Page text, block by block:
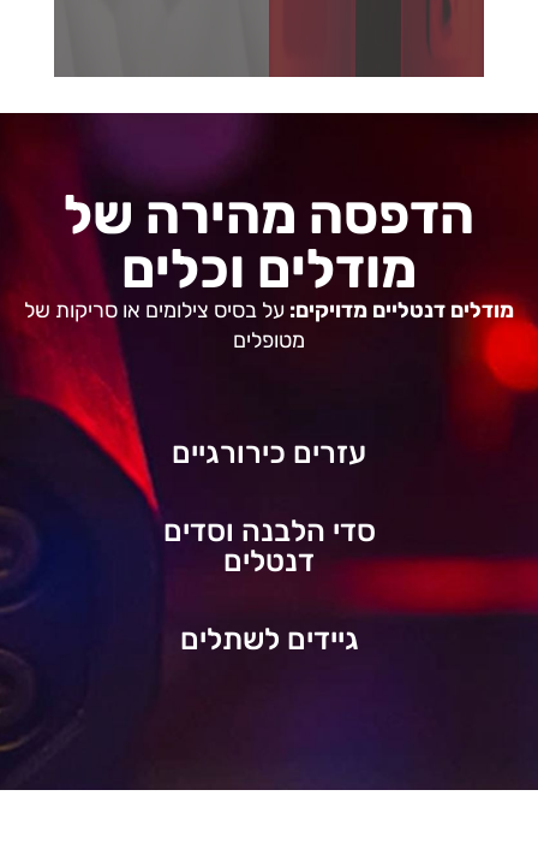
הדפסה מהירה של
מודלים וכלים
מודלים דנטליים מדויקים: על בסיס צילומים או סריקות של
מטופלים
עזרים כירורגיים
סדי הלבנה וסדים
דנטלים
גיידים לשתלים